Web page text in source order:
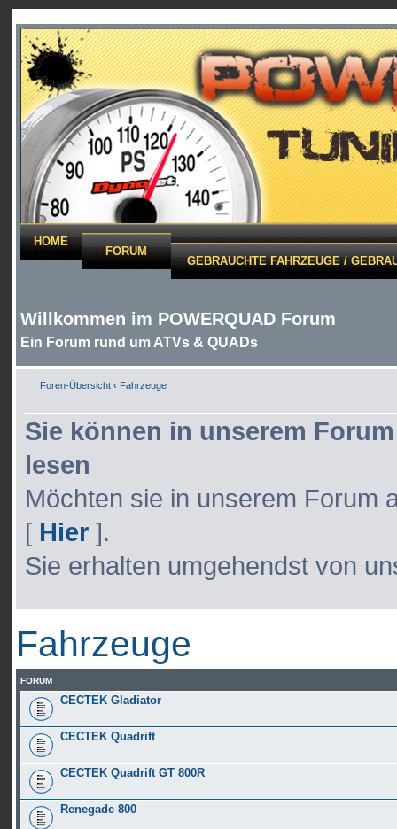
HOME
FORUM
GEBRAUCHTE FAHRZEUGE /
Willkommen im POWERQUAD Forum
Ein Forum rund um ATVs & QUADs
Foren-Übersicht ‹ Fahrzeuge
Sie können in unserem
lesen
Möchten sie in unserem Forum
[ Hier].
Sie erhalten umgehendst von
Fahrzeuge
FORUM
CECTEK Gladiator
CECTEK Quadrift
CECTEK Quadrift GT 800R
Renegade 800